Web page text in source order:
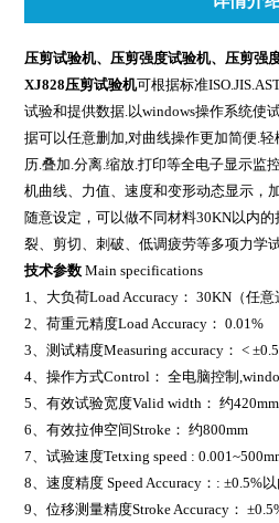
压剪试验机、压剪强度试验机、压剪强
XJ828压剪试验机可根据标准
试验和提供数据.以windows操作系统使
据可以任意删加,对曲线操作更加简便.
历.叠加.分离.缩放.打印等全电子显示监
机曲线、力值、速度和变形动态显示，
随意设定，可以做不同材料30KN以内的
裂、剪切、刺破、低调疲劳等多项力学
技术参数 Main specifications
1、大负荷Load Accuracy： 30KN（任意
2、荷重元精度Load Accuracy： 0.01%
3、测试精度Measuring accuracy： <
4、操作方式Control： 全电脑控制
5、有效试验宽度Valid width： 约420mm
6、有效拉伸空间Stroke： 约800mm
7、试验速度Tetxing speed :
8、速度精度 Speed Accuracy：: ±0.5%以
9、位移测量精度Stroke Accuracy：